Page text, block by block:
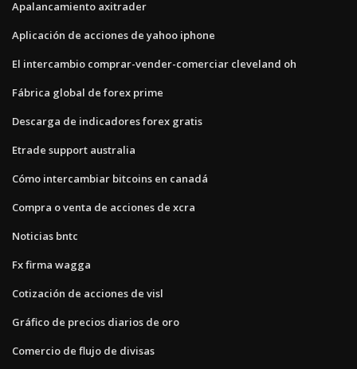
Apalancamiento axitrader
Aplicación de acciones de yahoo iphone
El intercambio comprar-vender-comerciar cleveland oh
Fábrica global de forex prime
Descarga de indicadores forex gratis
Etrade support australia
Cómo intercambiar bitcoins en canadá
Compra o venta de acciones de xcra
Noticias bntc
Fx firma wagga
Cotización de acciones de visl
Gráfico de precios diarios de oro
Comercio de flujo de divisas